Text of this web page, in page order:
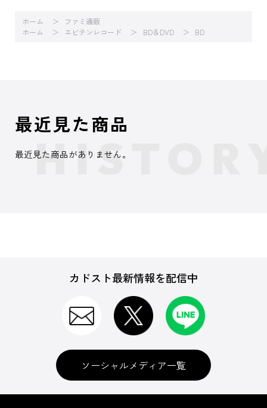
ホーム
ファミ通販
ホーム
エビテンレコード BD＆DVD BD
最近見た商品
最近見た商品がありません。
カドスト最新情報を配信中
ソーシャルメディア一覧